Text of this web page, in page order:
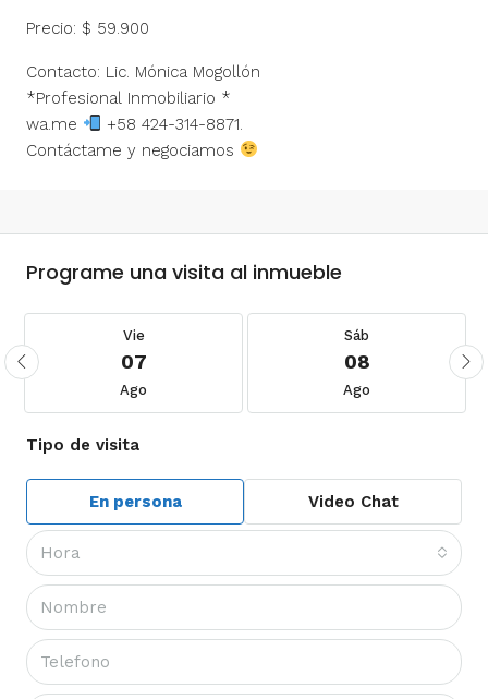
Precio: $ 59.900
Contacto: Lic. Mónica Mogollón
*Profesional Inmobiliario *
wa.me
+58 424-314-8871.
Contáctame y negociamos
Programe una visita al inmueble
Vie
07
Ago
Sáb
08
Ago
Tipo de visita
En persona Video Chat
Hora